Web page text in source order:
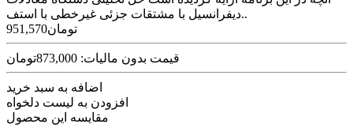
دیفرانسیل با مشتقات جزئی غیرخطی با استف..
951,570تومان
قیمت بدون مالیات: 873,000تومان
اضافه به سبد خرید
افزودن به لیست دلخواه
مقایسه این محصول